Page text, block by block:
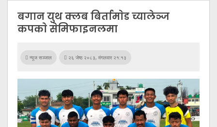
बगान युथ क्लब बिर्तामाेड च्यालेञ्ज
कपकाे सेमिफाइनलमा
न्यूज सञ्जाल २६ जेष्ठ २०८३, मंगलवार २१:१३
कला
सूचना
प्रविधि
अन्तर्वार्ता
अन्तर्राष्ट्रिय